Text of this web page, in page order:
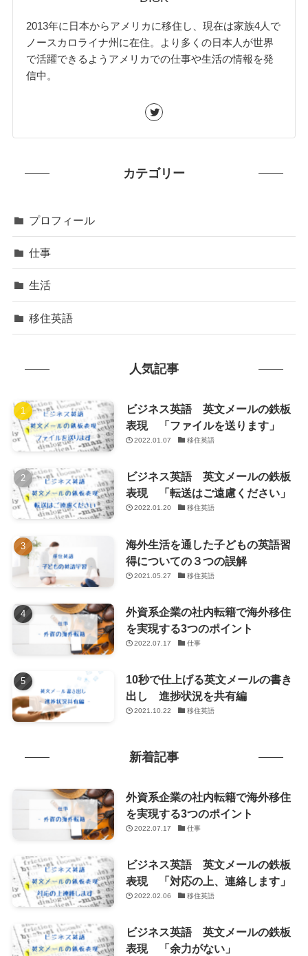
2013年に日本からアメリカに移住し、現在は家族4人で
ノースカロライナ州に在住。より多くの日本人が世界
で活躍できるようアメリカでの仕事や生活の情報を発
信中。
カテゴリー
プロフィール
仕事
生活
移住英語
人気記事
ビジネス英語 英文メールの鉄板
表現 「ファイルを送ります」
2022.01.07 移住英語
ビジネス英語 英文メールの鉄板
表現 「転送はご遠慮ください」
2022.01.20 移住英語
海外生活を通した子どもの英語習
得についての３つの誤解
2021.05.27 移住英語
外資系企業の社内転籍で海外移住
を実現する3つのポイント
2022.07.17 仕事
10秒で仕上げる英文メールの書き
出し 進捗状況を共有編
2021.10.22 移住英語
新着記事
外資系企業の社内転籍で海外移住
を実現する3つのポイント
2022.07.17 仕事
ビジネス英語 英文メールの鉄板
表現 「対応の上、連絡します」
2022.02.06 移住英語
ビジネス英語 英文メールの鉄板
表現 「余力がない」